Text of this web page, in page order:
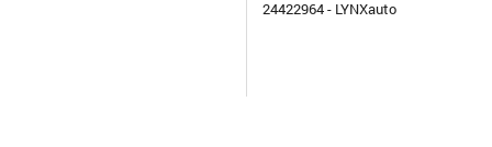
24422964 - LYNXauto